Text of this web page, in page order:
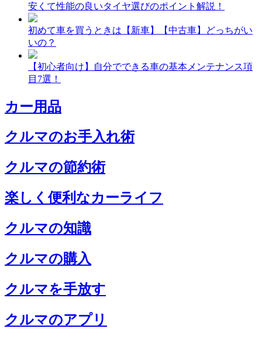
安くて性能の良いタイヤ選びのポイント解説！
初めて車を買うときは【新車】【中古車】どっちがい
いの？
【初心者向け】自分でできる車の基本メンテナンス項
目7選！
カー用品
クルマのお手入れ術
クルマの節約術
楽しく便利なカーライフ
クルマの知識
クルマの購入
クルマを手放す
クルマのアプリ